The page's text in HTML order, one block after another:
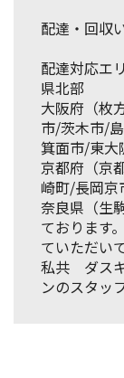
配達・回収
配達対応
県北部
大阪府（枚
市/茨木市/
箕面市/東大
京都府（京
崎町/長岡京
奈良県（生
ております
ていただい
私共 ダス
ンのスタッ